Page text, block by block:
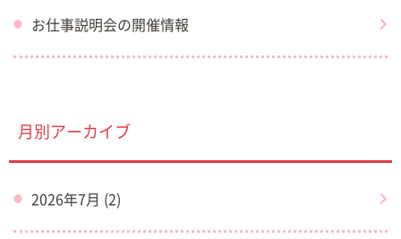
お仕事説明会の開催情報
月別アーカイブ
2026年7月 (2)